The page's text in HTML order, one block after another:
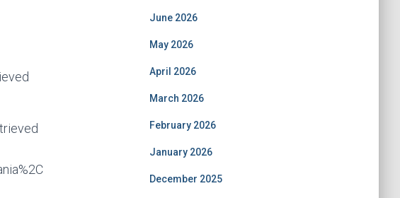
June 2026
May 2026
April 2026
March 2026
February 2026
January 2026
December 2025